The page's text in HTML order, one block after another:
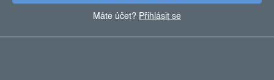
Máte účet? Přihlásit se